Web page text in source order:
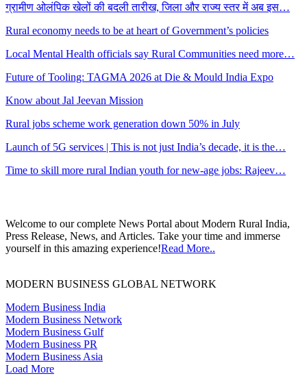
ग्रामीण ओलंपिक खेलों की बदली तारीख, जिला और राज्य स्तर में अब इस…
Rural economy needs to be at heart of Government’s policies
Local Mental Health officials say Rural Communities need more…
Future of Tooling: TAGMA 2026 at Die & Mould India Expo
Know about Jal Jeevan Mission
Rural jobs scheme work generation down 50% in July
Launch of 5G services | This is not just India’s decade, it is the…
Time to skill more rural Indian youth for new-age jobs: Rajeev…
Welcome to our complete News Portal about Modern Rural India,
Press Release, News, and Articles. Take your time and immerse
yourself in this amazing experience!Read More..
MODERN BUSINESS GLOBAL NETWORK
Modern Business India
Modern Business Network
Modern Business Gulf
Modern Business PR
Modern Business Asia
Load More